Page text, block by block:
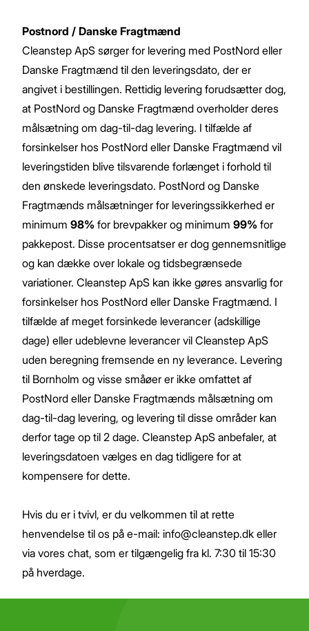
Postnord / Danske Fragtmænd
Cleanstep ApS sørger for levering med PostNord eller
Danske Fragtmænd til den leveringsdato, der er
angivet i bestillingen. Rettidig levering forudsætter dog,
at PostNord og Danske Fragtmænd overholder deres
målsætning om dag-til-dag levering. I tilfælde af
forsinkelser hos PostNord eller Danske Fragtmænd vil
leveringstiden blive tilsvarende forlænget i forhold til
den ønskede leveringsdato. PostNord og Danske
Fragtmænds målsætninger for leveringssikkerhed er
minimum 98% for brevpakker og minimum 99% for
pakkepost. Disse procentsatser er dog gennemsnitlige
og kan dække over lokale og tidsbegrænsede
variationer. Cleanstep ApS kan ikke gøres ansvarlig for
forsinkelser hos PostNord eller Danske Fragtmænd. I
tilfælde af meget forsinkede leverancer (adskillige
dage) eller udeblevne leverancer vil Cleanstep ApS
uden beregning fremsende en ny leverance. Levering
til Bornholm og visse småøer er ikke omfattet af
PostNord eller Danske Fragtmænds målsætning om
dag-til-dag levering, og levering til disse områder kan
derfor tage op til 2 dage. Cleanstep ApS anbefaler, at
leveringsdatoen vælges en dag tidligere for at
kompensere for dette.
Hvis du er i tvivl, er du velkommen til at rette
henvendelse til os på e-mail: info@cleanstep.dk eller
via vores chat, som er tilgængelig fra kl. 7:30 til 15:30
på hverdage.
Gem Luk vindue